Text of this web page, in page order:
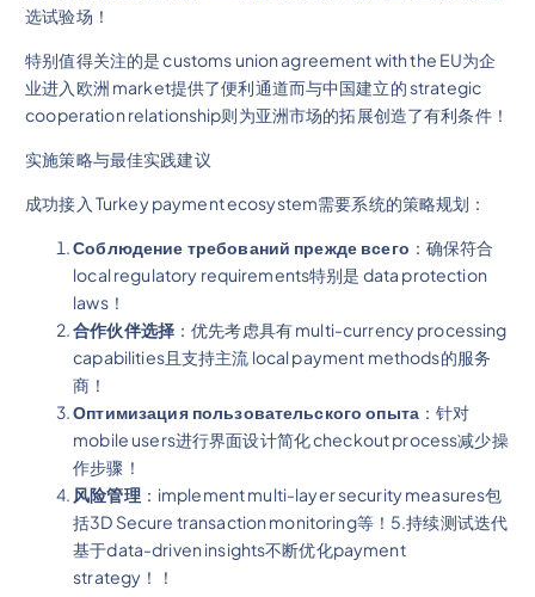
选试验场！
特别值得关注的是 customs union agreement with the EU为企
业进入欧洲 market提供了便利通道而与中国建立的 strategic
cooperation relationship则为亚洲市场的拓展创造了有利条件！
实施策略与最佳实践建议
成功接入 Turkey payment ecosystem需要系统的策略规划：
Соблюдение требований прежде всего ：确保符合
local regulatory requirements特别是 data protection
laws！
合作伙伴选择：优先考虑具有 multi-currency processing
capabilities且支持主流 local payment methods的服务
商！
Оптимизация пользовательского опыта ：针对
mobile users进行界面设计简化 checkout process减少操
作步骤！
风险管理：implement multi-layer security measures包
括3D Secure transaction monitoring等！5.持续测试迭代
基于data-driven insights不断优化payment
strategy！！